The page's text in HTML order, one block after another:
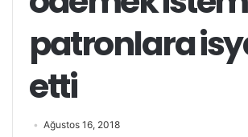
patronlara
etti
Ağustos 16, 2018